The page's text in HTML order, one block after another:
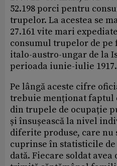
52.198 porci pentru
trupelor. La acestea se
27.161 vite mari
consumul trupelor de
italo-austro-ungar de la
perioada iunie-iulie 1917.
Pe lângă aceste cifre
trebuie menționat faptul
din trupele de ocupație
și însușească la nivel
diferite produse, care nu
cuprinse în statisticile de
dată. Fiecare soldat avea